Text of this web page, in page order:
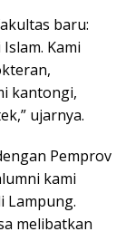
baru:
Kami
kantongi,
ujarnya.
Pemprov
kami
Lampung.
melibatkan